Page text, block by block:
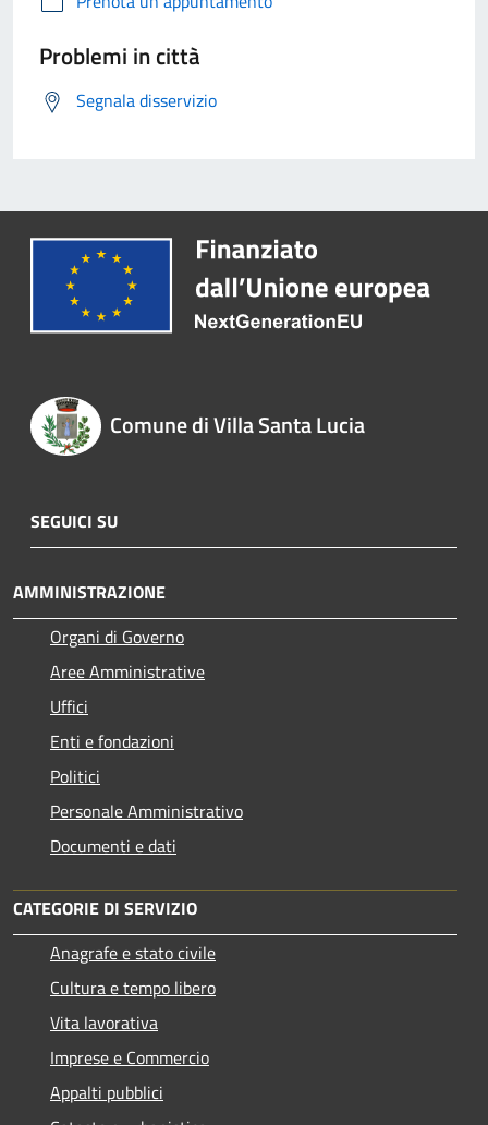
Problemi in città
Segnala disservizio
Comune di Villa Santa Lucia
SEGUICI SU
AMMINISTRAZIONE
Organi di Governo
Aree Amministrative
Uffici
Enti e fondazioni
Politici
Personale Amministrativo
Documenti e dati
CATEGORIE DI SERVIZIO
Anagrafe e stato civile
Cultura e tempo libero
Vita lavorativa
Imprese e Commercio
Appalti pubblici